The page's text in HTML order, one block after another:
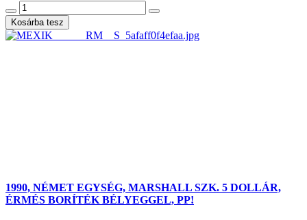
1990, NÉMET EGYSÉG, MARSHALL SZK. 5 DOLLÁR,
ÉRMÉS BORÍTÉK BÉLYEGGEL, PP!